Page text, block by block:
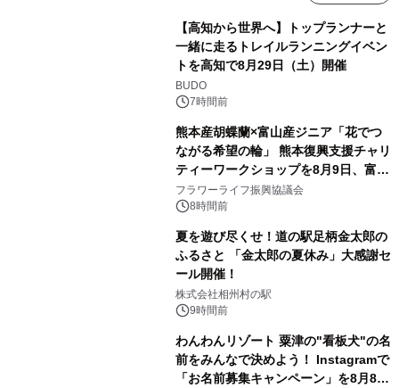
【高知から世界へ】トップランナーと
一緒に走るトレイルランニングイベン
トを高知で8月29日（土）開催
BUDO
7時間前
熊本産胡蝶蘭×富山産ジニア「花でつ
ながる希望の輪」 熊本復興支援チャリ
ティーワークショップを8月9日、富
山・射水で開催
フラワーライフ振興協議会
8時間前
夏を遊び尽くせ！道の駅足柄金太郎の
ふるさと 「金太郎の夏休み」大感謝セ
ール開催！
株式会社相州村の駅
9時間前
わんわんリゾート 粟津の"看板犬"の名
前をみんなで決めよう！ Instagramで
「お名前募集キャンペーン」を8月8日